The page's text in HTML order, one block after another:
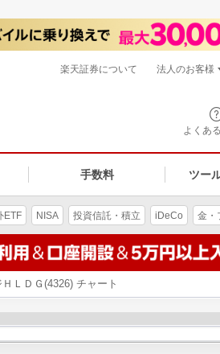
よくあ
手数料 ツー
楽天証券について 法人のお客様
ETF NISA 投資信託・積立 iDeCo 金・
ＬＤＧ(4326) チャート